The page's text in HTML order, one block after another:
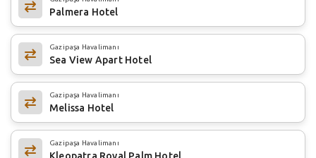
Palmera Hotel
Gazipaşa Havalimanı
Sea View Apart Hotel
Gazipaşa Havalimanı
Melissa Hotel
Gazipaşa Havalimanı